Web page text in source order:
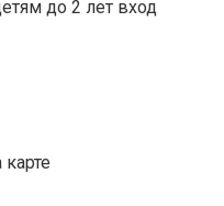
до 2 лет вход